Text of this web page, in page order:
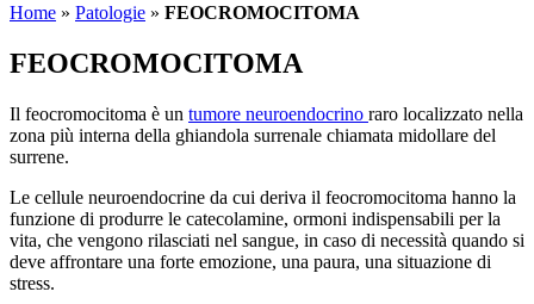
Home » Patologie » FEOCROMOCITOMA
FEOCROMOCITOMA
Il feocromocitoma è un tumore neuroendocrino raro localizzato nella
zona più interna della ghiandola surrenale chiamata midollare del
surrene.
Le cellule neuroendocrine da cui deriva il feocromocitoma hanno la
funzione di produrre le catecolamine, ormoni indispensabili per la
vita, che vengono rilasciati nel sangue, in caso di necessità quando si
deve affrontare una forte emozione, una paura, una situazione di
stress.